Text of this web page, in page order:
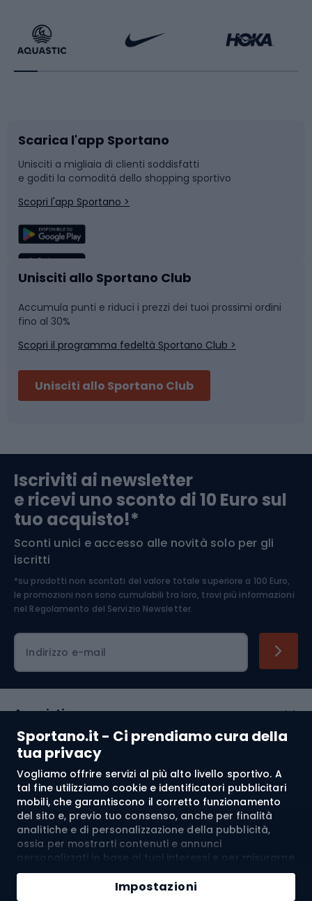
Sportano.it - Ci prendiamo cura della
tua privacy
Vogliamo offrire servizi al più alto livello sportivo. A
tal fine utilizziamo cookie e identificatori pubblicitari
mobili, che garantiscono il corretto funzionamento
del sito e, previo tuo consenso, anche per finalità
analitiche e di personalizzazione della pubblicità,
ossia per mostrarti contenuti e annunci
personalizzati in base ai tuoi interessi e per misurarne
l’efficacia. I cookie e gli identificatori pubblicitari
mobili possono essere utilizzati sia per attività
Impostazioni
Bikepacking
Bushcraft
Corsa
Sport di squadra
Caschi da ciclismo
Skitouring
Abbigliamento da escursionismo
Sport con le racchette
Slitte e slittini
Snowboard
Camminata nordica
Nuoto
Pattinaggio
Componenti per biciclette
Arrampicata
Medicina dello sport
Abbigliamento ciclistico
Scarica l'app Sportano
Unisciti a migliaia di clienti soddisfatti
e goditi la comodità dello shopping sportivo
Scopri l'app Sportano >
Unisciti allo Sportano Club
Accumula punti e riduci i prezzi dei tuoi prossimi ordini
fino al 30%
Scopri il programma fedeltà Sportano Club >
Unisciti allo Sportano Club
Iscriviti ai newsletter
e ricevi uno sconto di 10 Euro sul
tuo acquisto!*
Sconti unici e accesso alle novità solo per gli
iscritti
*su prodotti non scontati del valore totale superiore a 100 Euro,
le promozioni non sono cumulabili tra loro, trovi più informazioni
nel Regolamento del Servizio Newsletter.
Indirizzo e-mail
Acquisti
Servizio clienti
Regolamento
Chi siamo